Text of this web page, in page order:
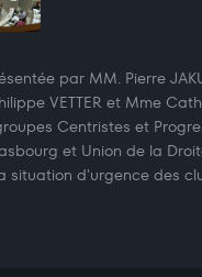
par MM. Pierre
VETTER et Mme
Centristes et
et Union de la
situation d'urgence des